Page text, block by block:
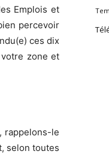
Emplois et
percevoir
ces dix
zone et
rappelons-le
selon toutes